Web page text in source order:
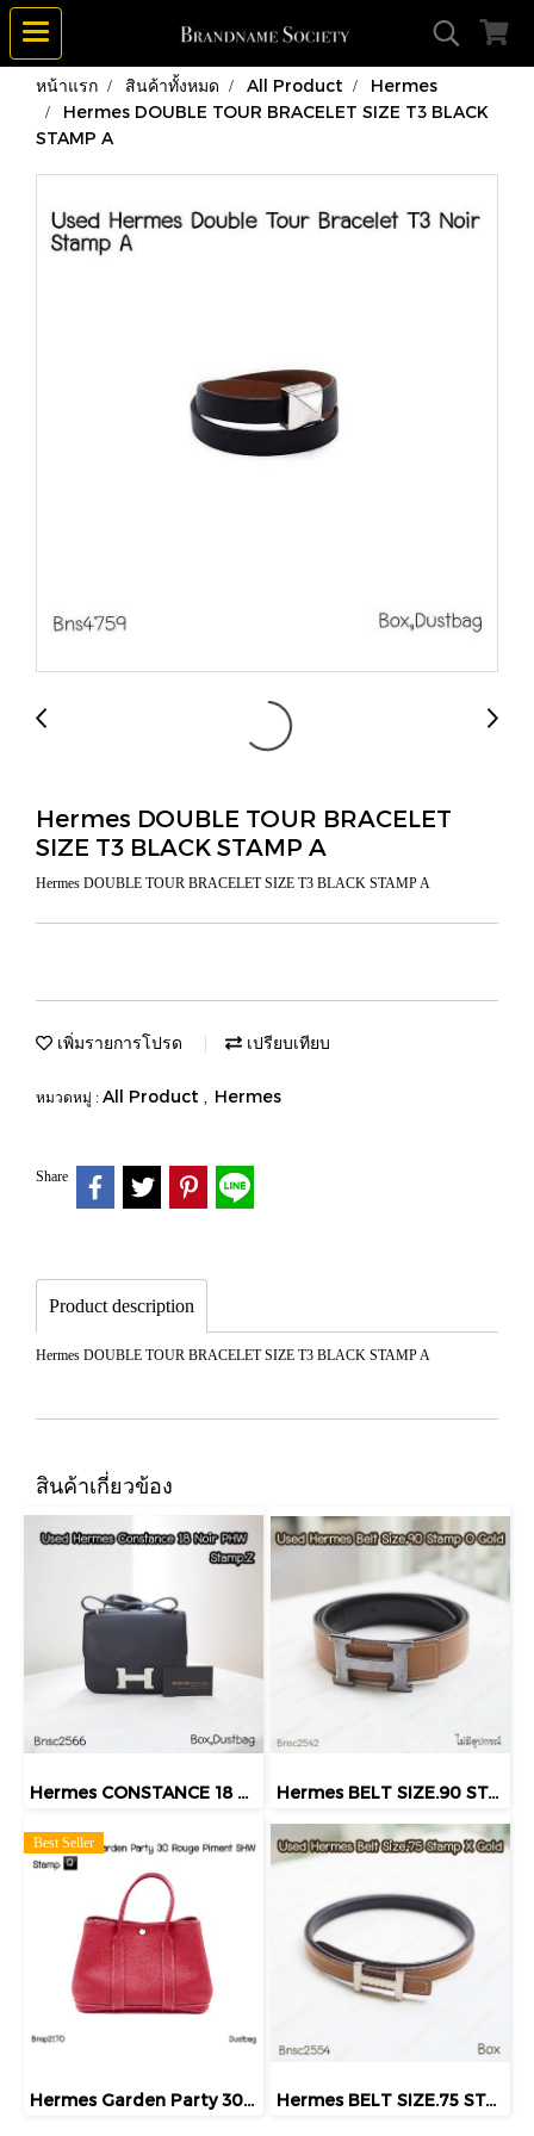
หน้าแรก สินค้าทั้งหมด All Product
Hermes
Hermes DOUBLE TOUR BRACELET SIZE T3 BLACK
STAMP A
Hermes DOUBLE TOUR BRACELET
SIZE T3 BLACK STAMP A
Hermes DOUBLE TOUR BRACELET SIZE T3 BLACK STAMP A
เพิ่มรายการโปรด เปรียบเทียบ
หมวดหมู่ : All Product , Hermes
Share
Product description
Hermes DOUBLE TOUR BRACELET SIZE T3 BLACK STAMP A
สินค้าเกี่ยวข้อง
Hermes CONSTANCE 18 NOIR PHW STAMP.Z Hermes BELT SIZE.90 STAMPO GOLD
Best Seller
Hermes Garden Party 30 Rouge Pimemt SHW Stamp Q Hermes BELT SIZE.75 STAMPX GOLD